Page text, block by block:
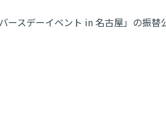
スデーイベント in 名古屋」の振替